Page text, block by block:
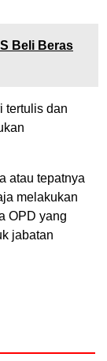
Beli Beras
tertulis dan
atau tepatnya
melakukan
OPD yang
jabatan